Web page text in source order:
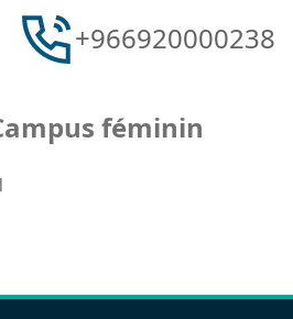
+966920000238
féminin